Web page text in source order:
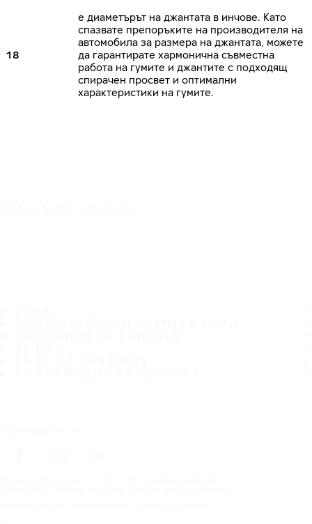
18
е диаметърът на джантата в инчове. Като
спазвате препоръките на производителя на
автомобила за размера на джантата, можете
да гарантирате хармонична съвместна
работа на гумите и джантите с подходящ
спирачен просвет и оптимални
характеристики на гумите.